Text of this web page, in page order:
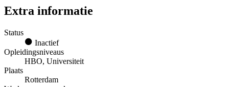
Extra informatie
Status
Inactief
Opleidingsniveaus
HBO, Universiteit
Plaats
Rotterdam